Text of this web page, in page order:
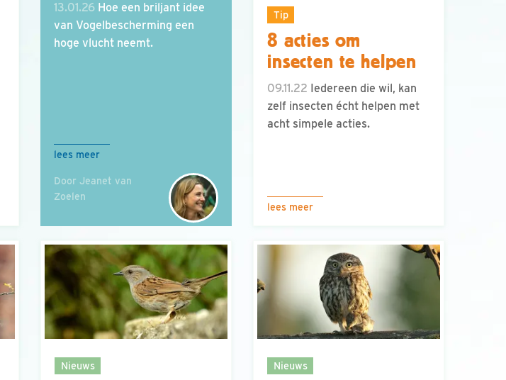
13.01.26 Hoe een briljant idee
van Vogelbescherming een
hoge vlucht neemt.
lees meer
Door Jeanet van
Zoelen
Tip
8 acties om
insecten te helpen
09.11.22 Iedereen die wil, kan
zelf insecten écht helpen met
acht simpele acties.
lees meer
Nieuws Nieuws